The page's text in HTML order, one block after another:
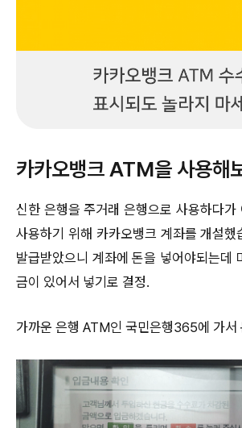
카카오뱅크 ATM을 사용해
신한 은행을 주거래 은행으로 사용하다가
사용하기 위해 카카오뱅크 계좌를 개설했
발급받았으니 계좌에 돈을 넣어야되는데
금이 있어서 넣기로 결정.
가까운 은행 ATM인 국민은행365에 가서